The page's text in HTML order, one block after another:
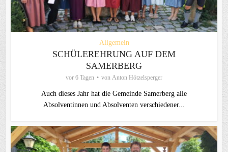
Allgemein
SCHÜLEREHRUNG AUF DEM
SAMERBERG
vor 6 Tagen von Anton Hötzelsperger
Auch dieses Jahr hat die Gemeinde Samerberg alle
Absolventinnen und Absolventen verschiedener...